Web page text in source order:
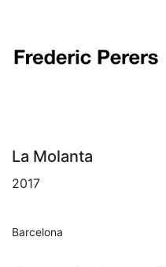
La Molanta
2017
Barcelona